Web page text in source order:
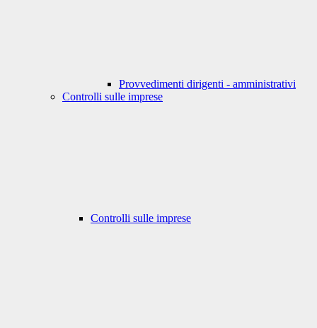
Provvedimenti dirigenti - amministrativi
Controlli sulle imprese
Controlli sulle imprese